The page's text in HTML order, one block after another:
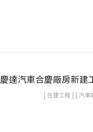
慶達汽車合慶廠房新建
[ 在建工程 ] [ 汽車